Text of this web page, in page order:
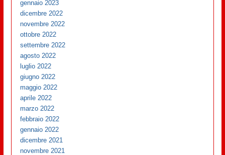
gennaio 2023
dicembre 2022
novembre 2022
ottobre 2022
settembre 2022
agosto 2022
luglio 2022
giugno 2022
maggio 2022
aprile 2022
marzo 2022
febbraio 2022
gennaio 2022
dicembre 2021
novembre 2021